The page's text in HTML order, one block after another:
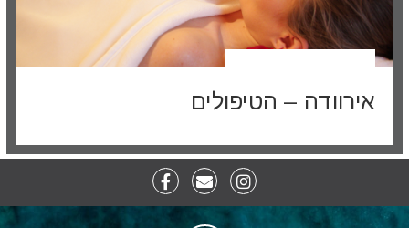
אירוודה – הטיפולים